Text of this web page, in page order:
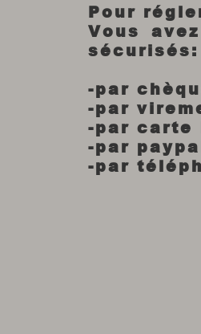
Pour
Vous
sécurisés:
-par
-par
-par carte
-par
-par